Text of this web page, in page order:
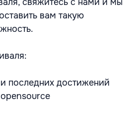
вам такую
последних достижений